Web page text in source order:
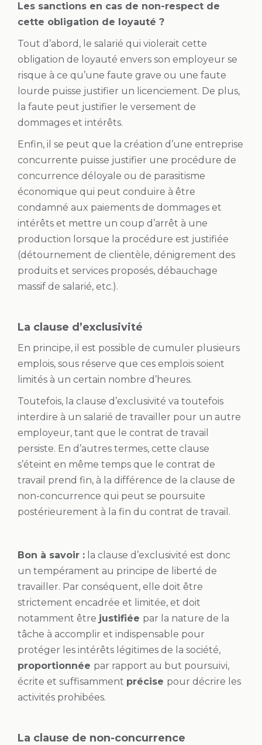
Les sanctions en cas de non-respect de
cette obligation de loyauté ?
Tout d’abord, le salarié qui violerait cette
obligation de loyauté envers son employeur se
risque à ce qu’une faute grave ou une faute
lourde puisse justifier un licenciement. De plus,
la faute peut justifier le versement de
dommages et intérêts.
Enfin, il se peut que la création d’une entreprise
concurrente puisse justifier une procédure de
concurrence déloyale ou de parasitisme
économique qui peut conduire à être
condamné aux paiements de dommages et
intérêts et mettre un coup d’arrêt à une
production lorsque la procédure est justifiée
(détournement de clientèle, dénigrement des
produits et services proposés, débauchage
massif de salarié, etc.).
La clause d’exclusivité
En principe, il est possible de cumuler plusieurs
emplois, sous réserve que ces emplois soient
limités à un certain nombre d’heures.
Toutefois, la clause d’exclusivité va toutefois
interdire à un salarié de travailler pour un autre
employeur, tant que le contrat de travail
persiste. En d’autres termes, cette clause
s’éteint en même temps que le contrat de
travail prend fin, à la différence de la clause de
non-concurrence qui peut se poursuite
postérieurement à la fin du contrat de travail.
Bon à savoir : la clause d’exclusivité est donc
un tempérament au principe de liberté de
travailler. Par conséquent, elle doit être
strictement encadrée et limitée, et doit
notamment être justifiée par la nature de la
tâche à accomplir et indispensable pour
protéger les intérêts légitimes de la société,
proportionnée par rapport au but poursuivi,
écrite et suffisamment précise pour décrire les
activités prohibées.
La clause de non-concurrence